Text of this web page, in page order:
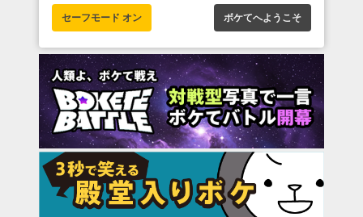
セーフモード オン ボケてへようこそ